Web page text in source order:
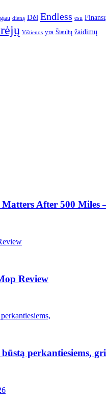
dieną Dėl Endless esu
Vištienos yra Šiaulių žaidimų
After 500 Miles
Review
perkantiesiems,